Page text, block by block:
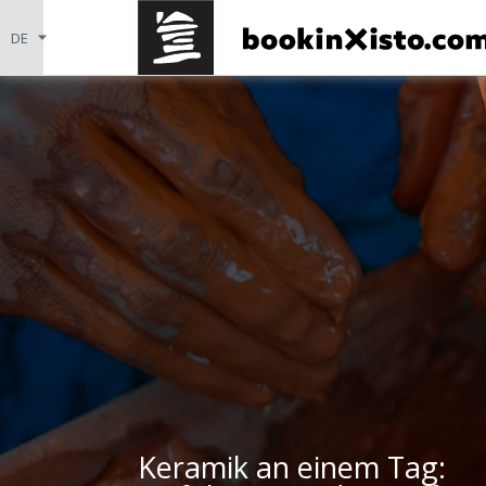
Keramik an einem Tag: